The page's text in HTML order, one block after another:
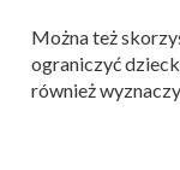
Można też
ograniczyć
również